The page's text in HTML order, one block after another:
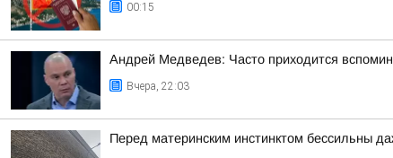
00:15
Андрей Медведев: Часто приходится
Вчера, 22:03
Перед материнским инстинктом бессильны